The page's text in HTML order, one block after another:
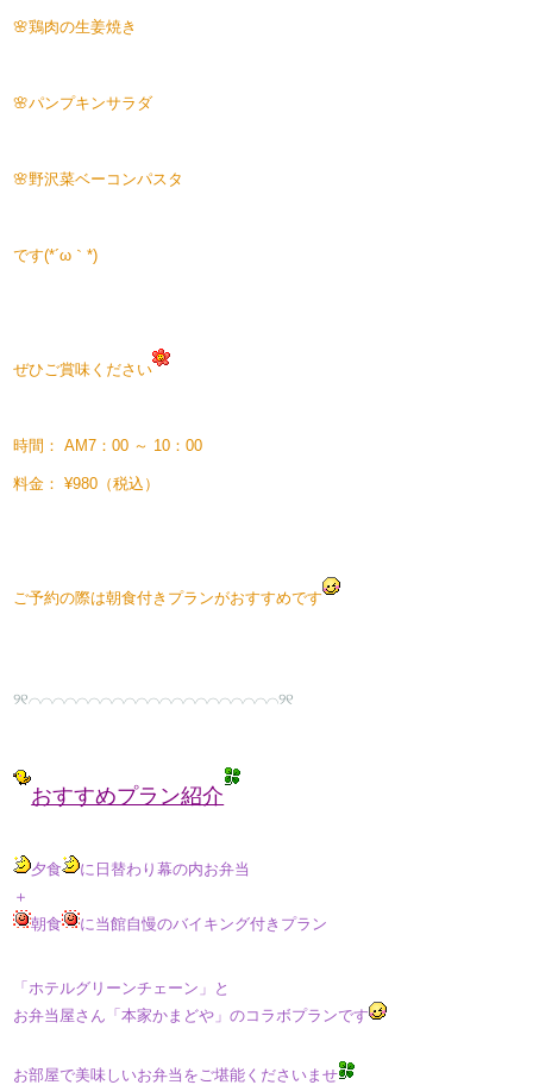
🌸鶏肉の生姜焼き
🌸パンプキンサラダ
🌸野沢菜ベーコンパスタ
です(*´ω｀*)
ぜひご賞味ください
時間： AM7：00 ～ 10：00
料金： ¥980（税込）
ご予約の際は朝食付きプランがおすすめです
୨୧⌒⌒⌒⌒⌒⌒⌒⌒⌒⌒⌒⌒⌒⌒⌒⌒⌒⌒⌒⌒⌒୨୧
​おすすめプラン紹介
夕食
に日替わり幕の内お弁当
＋
朝食
に当館自慢のバイキング付きプラン
「ホテルグリーンチェーン」と
お弁当屋さん「本家かまどや」のコラボプランです
お部屋で美味しいお弁当をご堪能くださいませ